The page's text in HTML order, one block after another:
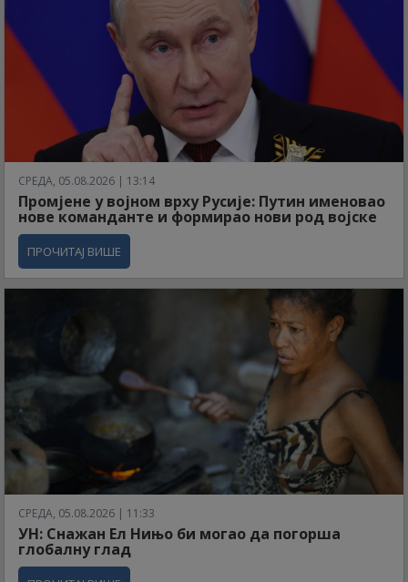
СРЕДА, 05.08.2026 | 13:14
Промјене у војном врху Русије: Путин именовао
нове команданте и формирао нови род војске
ПРОЧИТАЈ ВИШЕ
СРЕДА, 05.08.2026 | 11:33
УН: Снажан Ел Нињо би могао да погорша
глобалну глад